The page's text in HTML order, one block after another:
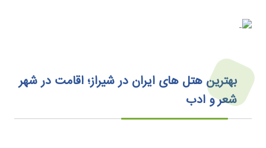
بهترین هتل های ایران در شیراز؛ اقامت در شهر
شعر و ادب